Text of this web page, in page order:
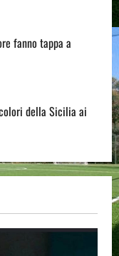
fanno tappa a
della Sicilia ai